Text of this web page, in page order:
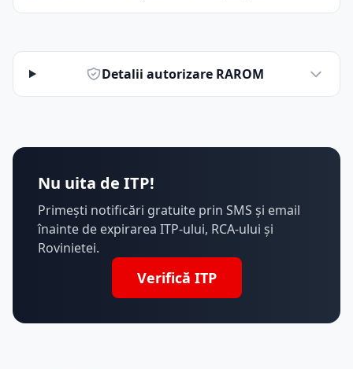
Detalii autorizare RAROM
Nu uita de ITP!
Primești notificări gratuite prin SMS și email
înainte de expirarea ITP-ului, RCA-ului și
Rovinietei.
Verifică ITP